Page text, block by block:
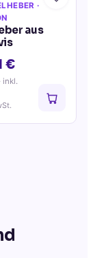
·
aus
€
· inkl.